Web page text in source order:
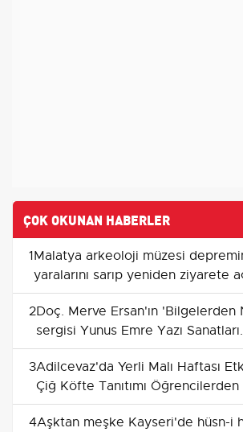
ÇOK OKUNAN HABERLER
1Malatya arkeoloji müzesi
yaralarını sarıp yeniden ziyarete
2Doç. Merve Ersan'ın 'Bilgelerden
sergisi Yunus Emre Yazı Sanatları
Müzesi'nde
3Adilcevaz'da Yerli Malı Haftası
Çiğ Köfte Tanıtımı Öğrencilerden
İlgi Gördü
4Aşktan meşke Kayseri'de hüsn-i